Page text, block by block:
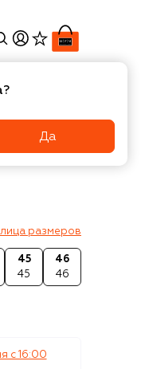
размеров
45
45
46
46
c 16:00
?
Да